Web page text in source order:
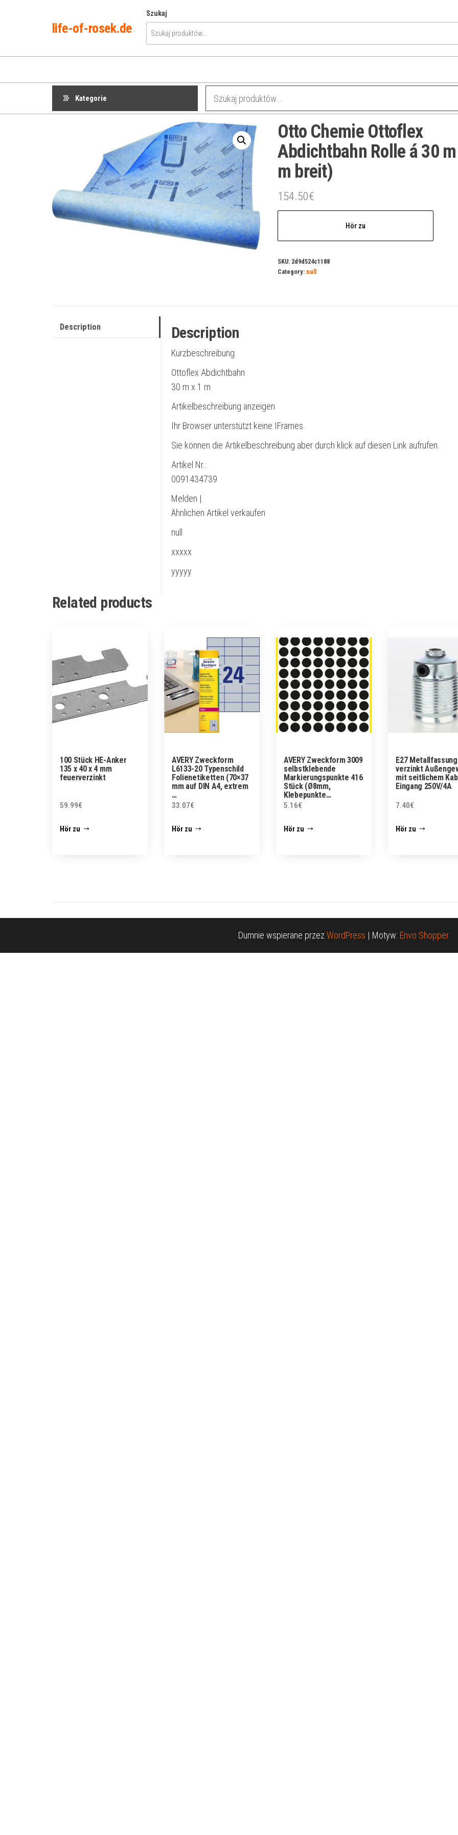
life-of-rosek.de
Szukaj
Kategorie
Otto Chemie Ottoflex
Abdichtbahn Rolle á 30
m breit)
154.50€
Hör zu
SKU: 2d9d524c1188
Category: null
Description Description
Kurzbeschreibung
Ottoflex Abdichtbahn
30 m x 1 m
Artikelbeschreibung anzeigen
Ihr Browser unterstützt keine IFrames.
Sie können die Artikelbeschreibung aber durch klick auf diesen Link aufrufen.
Artikel Nr.:
0091434739
Melden |
Ähnlichen Artikel verkaufen
null
xxxxx
yyyyy
Related products
100 Stück HE-Anker
135 x 40 x 4 mm
feuerverzinkt
59.99€
Hör zu
AVERY Zweckform
L6133-20 Typenschild
Folienetiketten (70×37
mm auf DIN A4, extrem
…
33.07€
Hör zu
AVERY Zweckform 3009
selbstklebende
Markierungspunkte 416
Stück (Ø8mm,
Klebepunkte…
5.16€
Hör zu
E27 Metallfassung
verzinkt
mit seitlichem
Eingang 250V/4A
7.40€
Hör zu
Dumnie wspierane przez WordPress | Motyw: Envo Shopper